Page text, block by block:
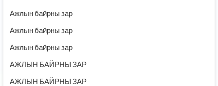
Ажлын байрны зар
Ажлын байрны зар
Ажлын байрны зар
АЖЛЫН БАЙРНЫ ЗАР
АЖЛЫН БАЙРНЫ ЗАР